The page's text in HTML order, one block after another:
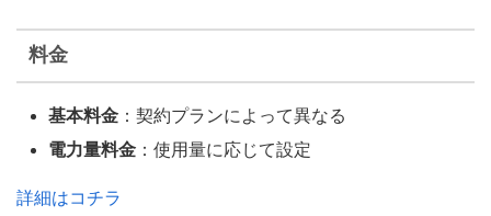
料金
基本料金 ：契約プランによって異なる
電力量料金 ：使用量に応じて設定
詳細はコチラ